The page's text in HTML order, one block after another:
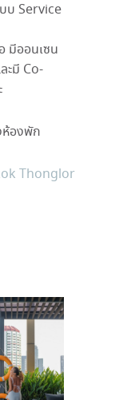
บ Service
มีออนเซน
ะมี Co-
ห้องพัก
Thonglor